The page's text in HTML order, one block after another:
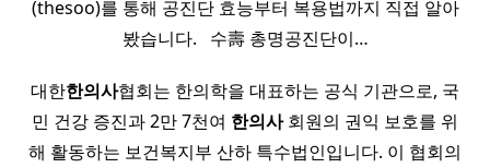
(thesoo)를 통해 공진단 효능부터 복용법까지 직접 알아
봤습니다. ​ ​ 수壽 총명공진단이…
대한한의사협회는 한의학을 대표하는 공식 기관으로, 국
민 건강 증진과 2만 7천여 한의사회원의 권익 보호를 위
해 활동하는 보건복지부 산하 특수법인입니다. 이 협회의